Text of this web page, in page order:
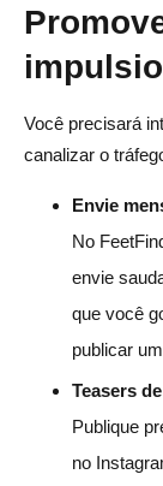
Você precisará
canalizar o
Envie
No
envie
que você
publicar
Teasers
Publique
no